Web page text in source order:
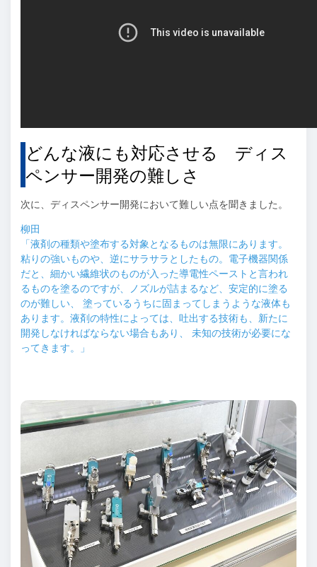
どんな液にも対応させる ディス
ペンサー開発の難しさ
次に、ディスペンサー開発において難しい点を聞きました。
柳田
「液剤の種類や塗布する対象となるものは無限にあります。
粘りの強いものや、逆にサラサラとしたもの。電子機器関係
だと、細かい繊維状のものが入った導電性ペーストと言われ
るものを塗るのですが、ノズルが詰まるなど、安定的に塗る
のが難しい、 塗っているうちに固まってしまうような液体も
あります。液剤の特性によっては、吐出する技術も、新たに
開発しなければならない場合もあり、 未知の技術が必要にな
ってきます。」